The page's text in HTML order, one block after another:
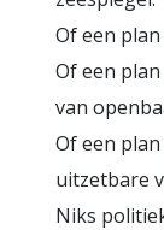
Of een
Of een
van
Of een
uitzetbare
Niks